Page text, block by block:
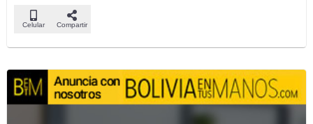
Celular Compartir